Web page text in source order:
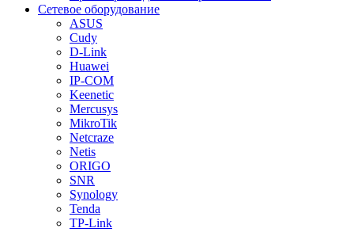
Сетевое оборудование
ASUS
Cudy
D-Link
Huawei
IP-COM
Keenetic
Mercusys
MikroTik
Netcraze
Netis
ORIGO
SNR
Synology
Tenda
TP-Link